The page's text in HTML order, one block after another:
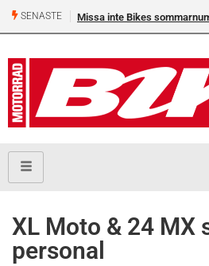
SENASTE Missa inte Bikes
XL Moto & 24 MX
personal